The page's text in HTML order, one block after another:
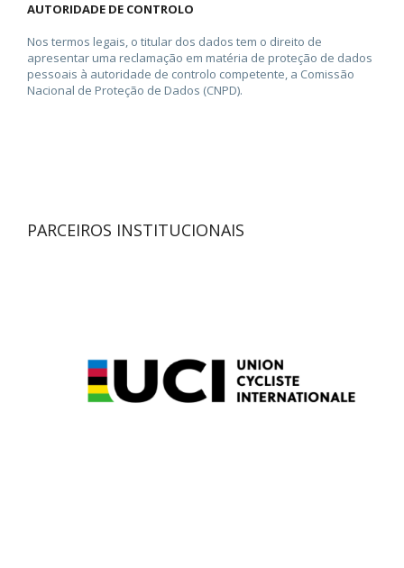
AUTORIDADE DE CONTROLO
Nos termos legais, o titular dos dados tem o direito de
apresentar uma reclamação em matéria de proteção de dados
pessoais à autoridade de controlo competente, a Comissão
Nacional de Proteção de Dados (CNPD).
PARCEIROS INSTITUCIONAIS